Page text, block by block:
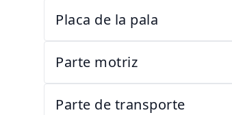
Placa de la pala
Parte motriz
Parte de transporte